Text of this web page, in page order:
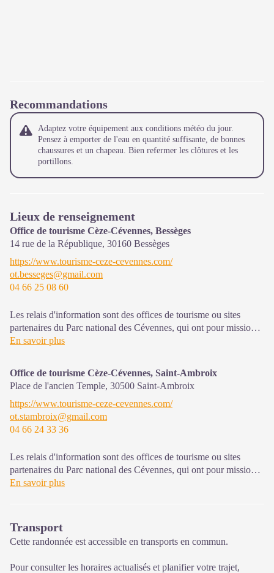
Recommandations
Adaptez votre équipement aux conditions météo du jour.
Pensez à emporter de l'eau en quantité suffisante, de bonnes
chaussures et un chapeau. Bien refermer les clôtures et les
portillons.
Lieux de renseignement
Office de tourisme Cèze-Cévennes, Bessèges
14 rue de la République, 30160 Bessèges
https://www.tourisme-ceze-cevennes.com/
ot.besseges@gmail.com
04 66 25 08 60
Les relais d'information sont des offices de tourisme ou sites
partenaires du Parc national des Cévennes, qui ont pour mission
l'information et la sensibilisation sur l'offre de découverte et
Ouvert toute l'année (se renseigner pour les jours et horaires
d'ouverture en période hivernale)
En savoir plus
Office de tourisme Cèze-Cévennes, Saint-Ambroix
Place de l'ancien Temple, 30500 Saint-Ambroix
https://www.tourisme-ceze-cevennes.com/
ot.stambroix@gmail.com
04 66 24 33 36
Les relais d'information sont des offices de tourisme ou sites
partenaires du Parc national des Cévennes, qui ont pour mission
l'information et la sensibilisation sur l'offre de découverte et
Ouvert toute l'année (se renseigner pour les jours et horaires
d'ouverture en période hivernale)
En savoir plus
Transport
Cette randonnée est accessible en transports en commun.
Pour consulter les horaires actualisés et planifier votre trajet,